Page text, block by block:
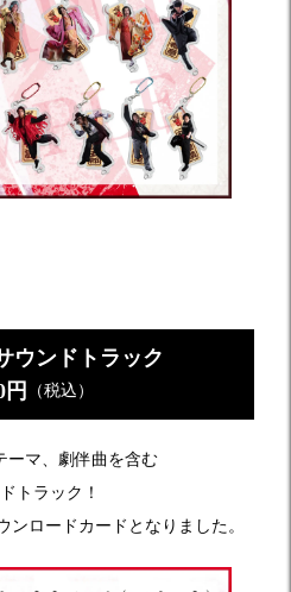
ウンドトラック
円
（税込）
ーマ、劇伴曲を含む
トラック！
ロードカードとなりました。